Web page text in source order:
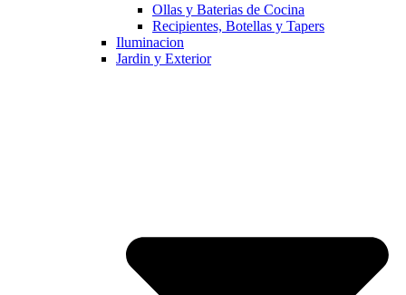
Ollas y Baterias de Cocina
Recipientes, Botellas y Tapers
Iluminacion
Jardin y Exterior